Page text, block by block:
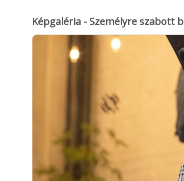
Képgaléria - Személyre szabott